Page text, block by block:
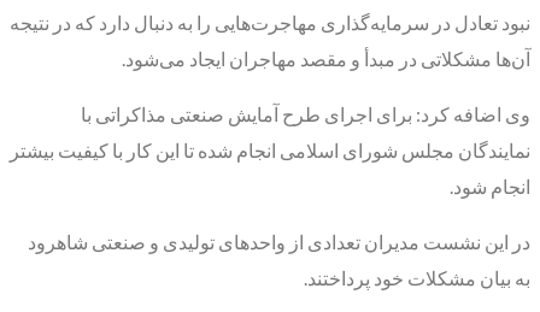
نبود تعادل در سرمایه‌گذاری مهاجرت‌هایی را به دنبال دارد که در نتیجه
آن‌ها مشکلاتی در مبدأ و مقصد مهاجران ایجاد می‌شود.
وی اضافه کرد: برای اجرای طرح آمایش صنعتی مذاکراتی با
نمایندگان مجلس شورای اسلامی انجام شده تا این کار با کیفیت بیشتر
انجام شود.
در این نشست مدیران تعدادی از واحدهای تولیدی و صنعتی شاهرود
به بیان مشکلات خود پرداختند.